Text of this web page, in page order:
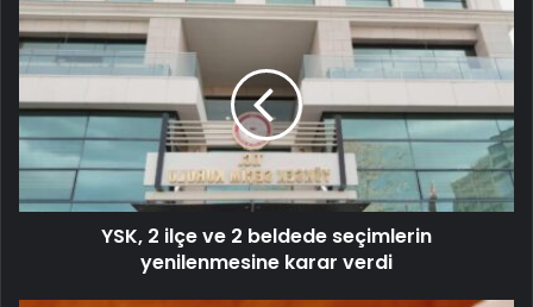
YSK, 2 ilçe ve 2 beldede seçimlerin
yenilenmesine karar verdi